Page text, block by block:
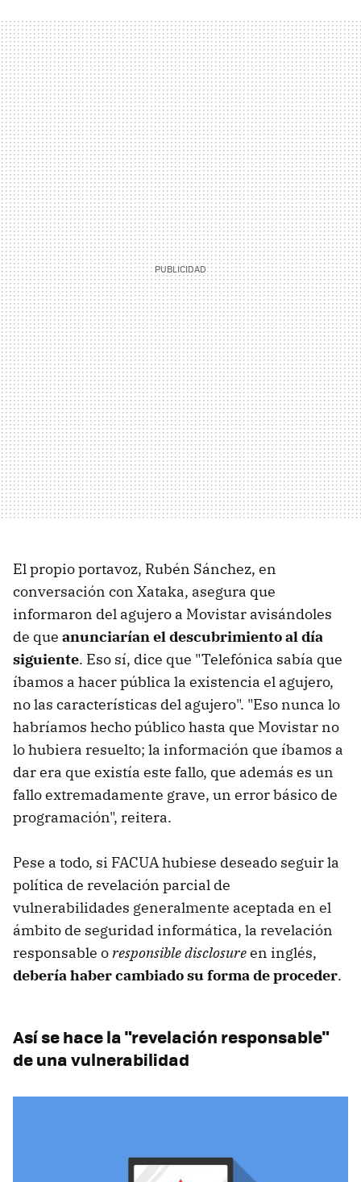
El propio portavoz, Rubén Sánchez, en
conversación con Xataka, asegura que
informaron del agujero a Movistar avisándoles
de que anunciarían el descubrimiento al día
siguiente. Eso sí, dice que "Telefónica sabía que
íbamos a hacer pública la existencia el agujero,
no las características del agujero". "Eso nunca lo
habríamos hecho público hasta que Movistar no
lo hubiera resuelto; la información que íbamos a
dar era que existía este fallo, que además es un
fallo extremadamente grave, un error básico de
programación", reitera.
Pese a todo, si FACUA hubiese deseado seguir la
política de revelación parcial de
vulnerabilidades generalmente aceptada en el
ámbito de seguridad informática, la revelación
responsable o responsible disclosureen inglés,
debería haber cambiado su forma de proceder.
Así se hace la "revelación responsable"
de una vulnerabilidad